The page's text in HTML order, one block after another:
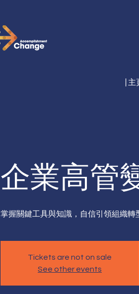
|主
企業高管
掌握關鍵工具與知識，自信引領組織轉
Tickets are not on sale
See other events